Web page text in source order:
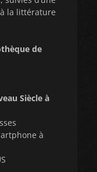
la littérature
de
Siècle à
à